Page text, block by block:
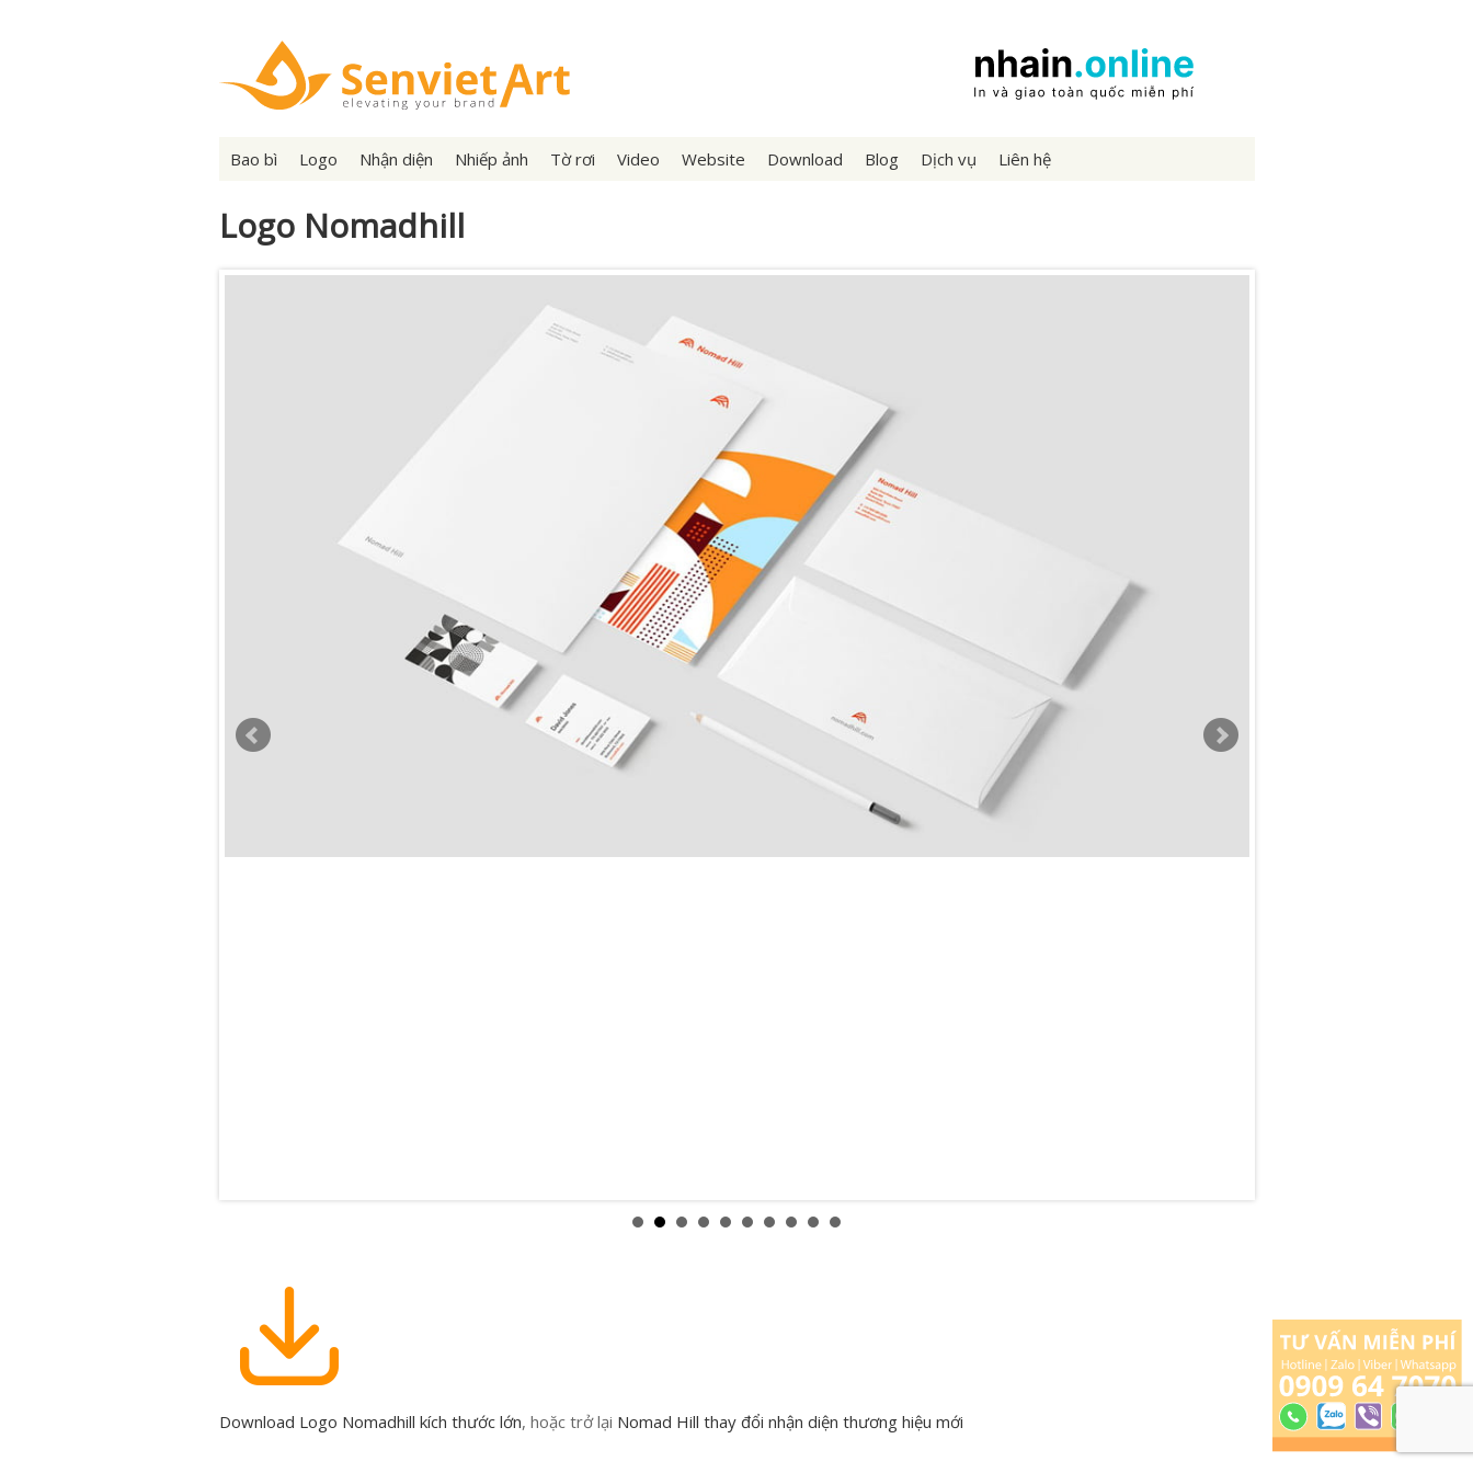
Bao bì Logo Nhận diện Nhiếp ảnh Tờ rơi Video Website Download Blog Dịch vụ Liên hệ
Logo Nomadhill
Download Logo Nomadhill kích thước lớn, hoặc trở lại Nomad Hill thay đổi nhận diện thương hiệu mới